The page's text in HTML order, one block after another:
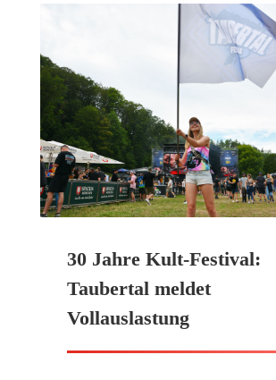
30 Jahre Kult-Festival:
Taubertal meldet
Vollauslastung